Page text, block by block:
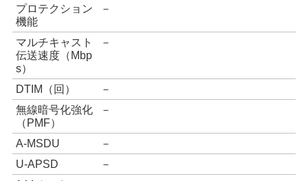
プロテクション
機能
－
マルチキャスト
伝送速度（Mbp
s）
－
DTIM（回）
－
無線暗号化強化
（PMF）
－
A-MSDU
－
U-APSD
－